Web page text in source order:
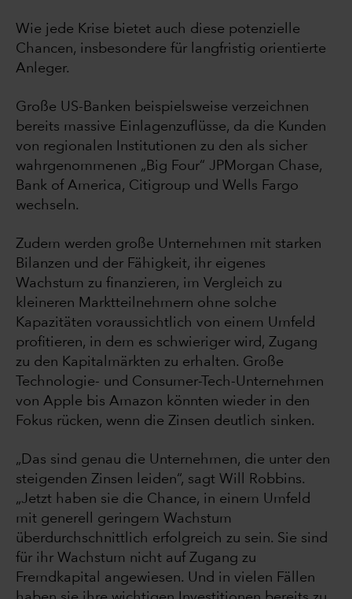
Wie jede Krise bietet auch diese potenzielle
Chancen, insbesondere für langfristig orientierte
Anleger.
Große US-Banken beispielsweise verzeichnen
bereits massive Einlagenzuflüsse, da die Kunden
von regionalen Institutionen zu den als sicher
wahrgenommenen „Big Four“ JPMorgan Chase,
Bank of America, Citigroup und Wells Fargo
wechseln.
Zudem werden große Unternehmen mit starken
Bilanzen und der Fähigkeit, ihr eigenes
Wachstum zu finanzieren, im Vergleich zu
kleineren Marktteilnehmern ohne solche
Kapazitäten voraussichtlich von einem Umfeld
profitieren, in dem es schwieriger wird, Zugang
zu den Kapitalmärkten zu erhalten. Große
Technologie- und Consumer-Tech-Unternehmen
von Apple bis Amazon könnten wieder in den
Fokus rücken, wenn die Zinsen deutlich sinken.
„Das sind genau die Unternehmen, die unter den
steigenden Zinsen leiden“, sagt Will Robbins.
„Jetzt haben sie die Chance, in einem Umfeld
mit generell geringem Wachstum
überdurchschnittlich erfolgreich zu sein. Sie sind
für ihr Wachstum nicht auf Zugang zu
Fremdkapital angewiesen. Und in vielen Fällen